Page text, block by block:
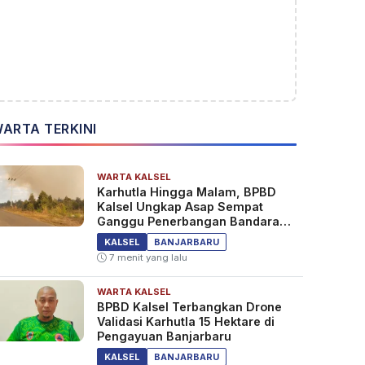
TERKINI
WARTA KALSEL
Karhutla Hingga Malam, BPBD
Kalsel Ungkap Asap Sempat
Ganggu Penerbangan Bandara
Syamsudin Noor
KALSEL
BANJARBARU
7 menit yang lalu
WARTA KALSEL
BPBD Kalsel Terbangkan Drone
Validasi Karhutla 15 Hektare di
Pengayuan Banjarbaru
KALSEL BANJARBARU